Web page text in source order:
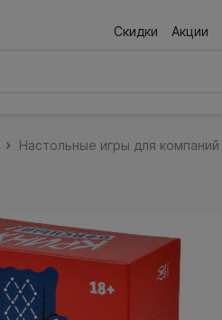
Скидки Акции
Настольные игры для компаний